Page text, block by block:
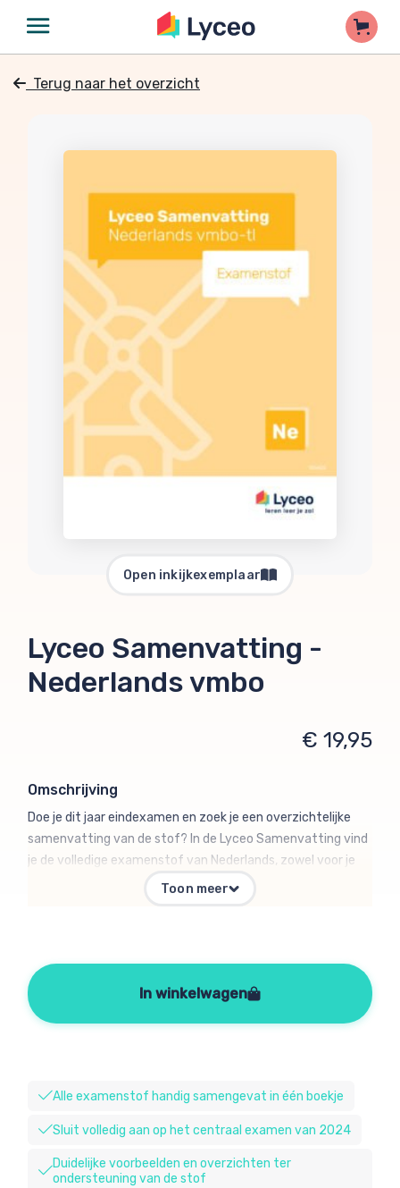
Terug naar het overzicht
Open inkijkexemplaar
Lyceo Samenvatting -
Nederlands vmbo
€ 19,95
Omschrijving
Doe je dit jaar eindexamen en zoek je een overzichtelijke
samenvatting van de stof? In de Lyceo Samenvatting vind
je de volledige examenstof van Nederlands, zowel voor je
laatste schoolexamens als voor de centraal examens. Elke
moet weten, met extra uitleg bij moeilijke onderwerpen als
signaalwoorden en met extra tips voor schrijfvaardigheid.
Maar ook handige voorbeelden, tips bij het leren, een
Toon meer
In winkelwagen
Alle examenstof handig samengevat in één boekje
Sluit volledig aan op het centraal examen van 2024
Duidelijke voorbeelden en overzichten ter
ondersteuning van de stof